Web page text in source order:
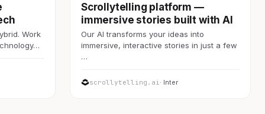
Work
Scrollytelling platform —
immersive stories built with AI
Our AI transforms your ideas into
immersive, interactive stories in just a few
…
scrollytelling.ai · Inter